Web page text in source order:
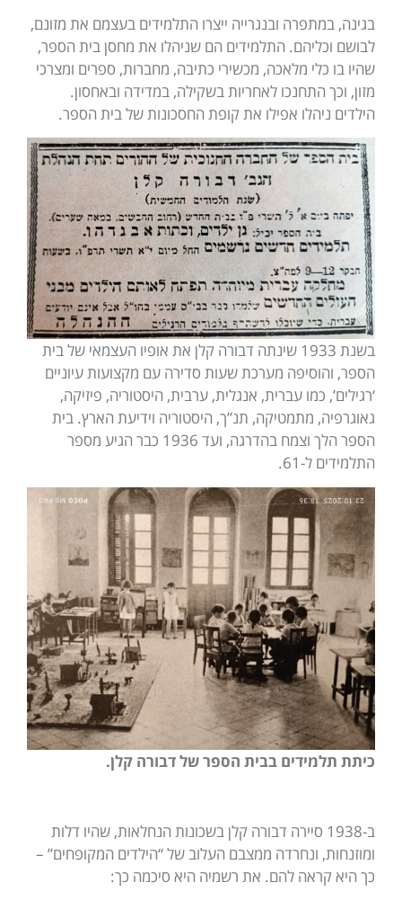
בגינה, במתפרה ובנגרייה ייצרו התלמידים בעצמם את מזונם,
לבושם וכליהם. התלמידים הם שניהלו את מחסן בית הספר,
שהיו בו כלי מלאכה, מכשירי כתיבה, מחברות, ספרים ומצרכי
מזון, וכך התחנכו לאחריות בשקילה, במדידה ובאחסון.
הילדים ניהלו אפילו את קופת החסכונות של בית הספר.
בשנת 1933 שינתה דבורה קלן את אופיו העצמאי של בית
הספר, והוסיפה מערכת שעות סדירה עם מקצועות עיוניים
‘רגילים’, כמו עברית, אנגלית, ערבית, היסטוריה, פיזיקה,
גאוגרפיה, מתמטיקה, תנ”ך, היסטוריה וידיעת הארץ. בית
הספר הלך וצמח בהדרגה, ועד 1936 כבר הגיע מספר
התלמידים ל-61.
כיתת תלמידים בבית הספר של דבורה קלן.
ב-1938 סיירה דבורה קלן בשכונות הנחלאות, שהיו דלות
ומוזנחות, ונחרדה ממצבם העלוב של “הילדים המקופחים” –
כך היא קראה להם. את רשמיה היא סיכמה כך: